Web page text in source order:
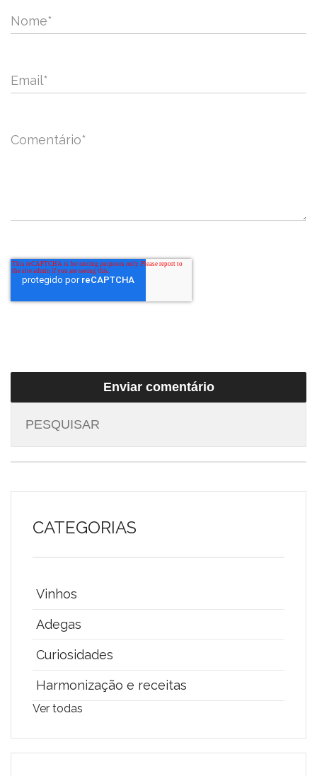
Nome*
Email*
Comentário*
CATEGORIAS
Vinhos
Adegas
Curiosidades
Harmonização e receitas
Ver todas